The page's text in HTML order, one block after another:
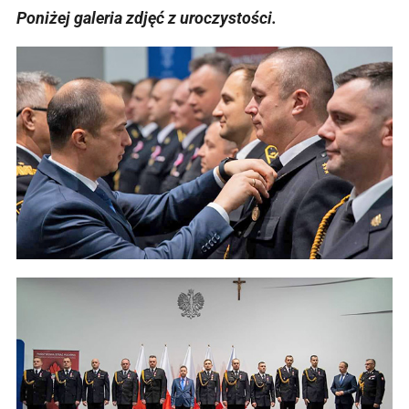
Poniżej galeria zdjęć z uroczystości.